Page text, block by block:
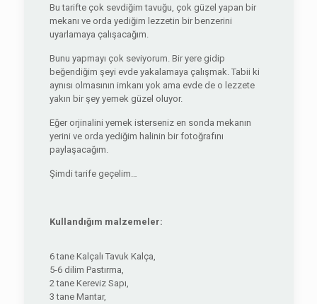
Bu tarifte çok sevdiğim tavuğu, çok güzel yapan bir
mekanı ve orda yediğim lezzetin bir benzerini
uyarlamaya çalışacağım.
Bunu yapmayı çok seviyorum. Bir yere gidip
beğendiğim şeyi evde yakalamaya çalışmak. Tabii ki
aynısı olmasının imkanı yok ama evde de o lezzete
yakın bir şey yemek güzel oluyor.
Eğer orjinalini yemek isterseniz en sonda mekanın
yerini ve orda yediğim halinin bir fotoğrafını
paylaşacağım.
Şimdi tarife geçelim…
Kullandığım malzemeler:
6 tane Kalçalı Tavuk Kalça,
5-6 dilim Pastırma,
2 tane Kereviz Sapı,
3 tane Mantar,